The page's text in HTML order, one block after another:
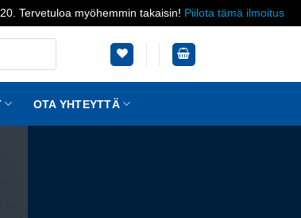
Tervetuloa myöhemmin takaisin! Piilota tämä ilmoitus
OTA YHTEYTTÄ